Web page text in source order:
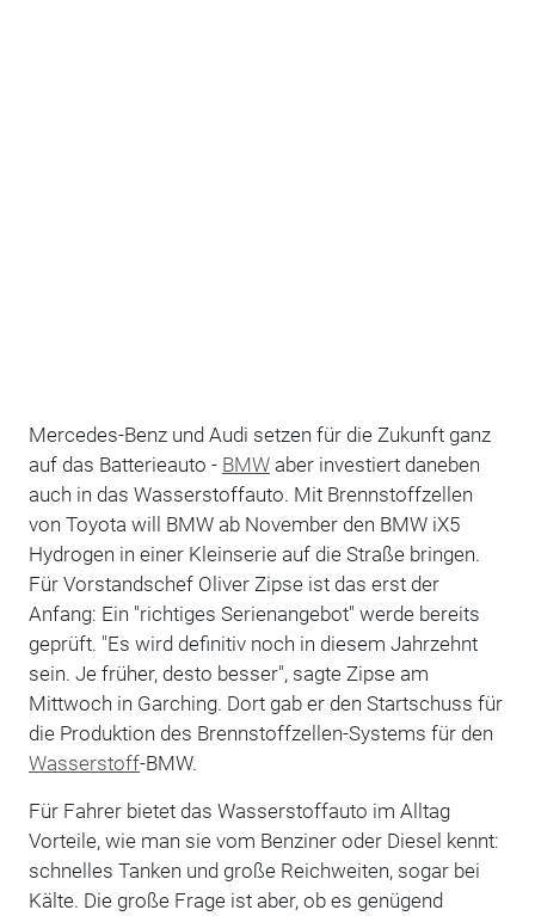
Mercedes-Benz und Audi setzen für die Zukunft ganz
auf das Batterieauto - BMWaber investiert daneben
auch in das Wasserstoffauto. Mit Brennstoffzellen
von Toyota will BMW ab November den BMW iX5
Hydrogen in einer Kleinserie auf die Straße bringen.
Für Vorstandschef Oliver Zipse ist das erst der
Anfang: Ein "richtiges Serienangebot" werde bereits
geprüft. "Es wird definitiv noch in diesem Jahrzehnt
sein. Je früher, desto besser", sagte Zipse am
Mittwoch in Garching. Dort gab er den Startschuss für
die Produktion des Brennstoffzellen-Systems für den
Wasserstoff-BMW.
Für Fahrer bietet das Wasserstoffauto im Alltag
Vorteile, wie man sie vom Benziner oder Diesel kennt:
schnelles Tanken und große Reichweiten, sogar bei
Kälte. Die große Frage ist aber, ob es genügend